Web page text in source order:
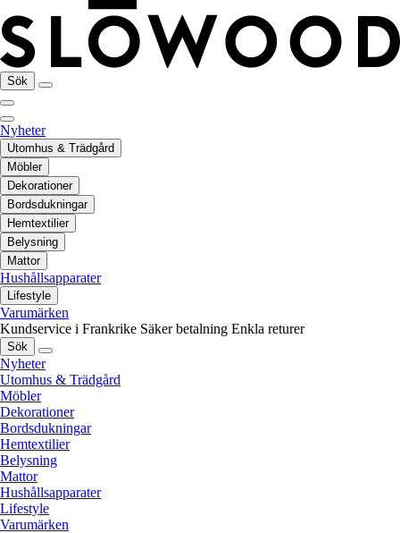
Sök
Nyheter
Utomhus & Trädgård
Möbler
Dekorationer
Bordsdukningar
Hemtextilier
Belysning
Mattor
Hushållsapparater
Lifestyle
Varumärken
Kundservice i Frankrike Säker betalning Enkla returer
Sök
Nyheter
Utomhus & Trädgård
Möbler
Dekorationer
Bordsdukningar
Hemtextilier
Belysning
Mattor
Hushållsapparater
Lifestyle
Varumärken